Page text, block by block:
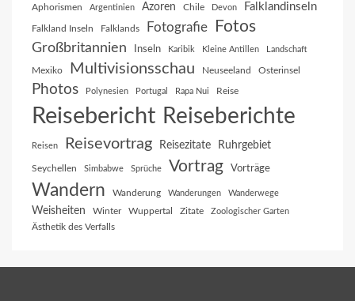
Aphorismen Argentinien Azoren Chile Devon Falklandinseln
Falkland Inseln Falklands Fotografie Fotos
Großbritannien Inseln Karibik Kleine Antillen Landschaft
Mexiko Multivisionsschau Neuseeland Osterinsel
Photos Polynesien Portugal Rapa Nui Reise
Reisebericht Reiseberichte
Reisen Reisevortrag Reisezitate Ruhrgebiet
Seychellen Simbabwe Sprüche Vortrag Vorträge
Wandern Wanderung Wanderungen Wanderwege
Weisheiten Winter Wuppertal Zitate Zoologischer Garten
Ästhetik des Verfalls